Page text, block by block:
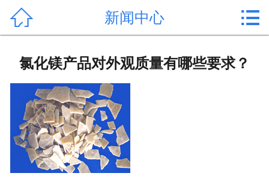
 新闻中心 
氯化镁产品对外观质量有哪些要求？